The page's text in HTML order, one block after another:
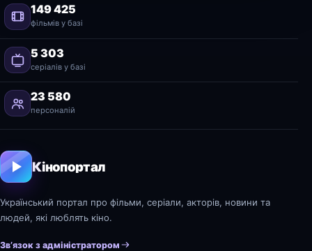
149 425
фільмів у базі
5 303
серіалів у базі
23 580
персоналій
Кінопортал
Український портал про фільми, серіали, акторів, новини та
людей, які люблять кіно.
Зв’язок з адміністратором